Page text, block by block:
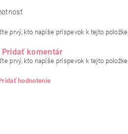
prvý, kto napíše príspevok k tejto položke.
Pridať komentár
prvý, kto napíše príspevok k tejto položke.
hodnotenie